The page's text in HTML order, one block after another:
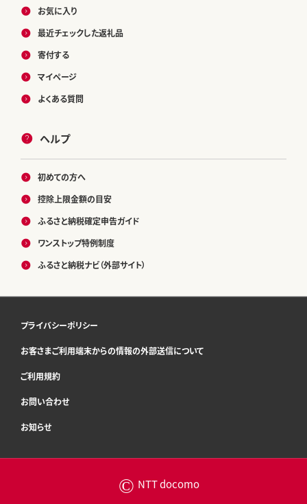
お気に入り
最近チェックした返礼品
寄付する
マイページ
よくある質問
ヘルプ
初めての方へ
控除上限金額の目安
ふるさと納税確定申告ガイド
ワンストップ特例制度
ふるさと納税ナビ（外部サイト）
プライバシーポリシー
お客さまご利用端末からの情報の外部送信について
ご利用規約
お問い合わせ
お知らせ
© NTT docomo